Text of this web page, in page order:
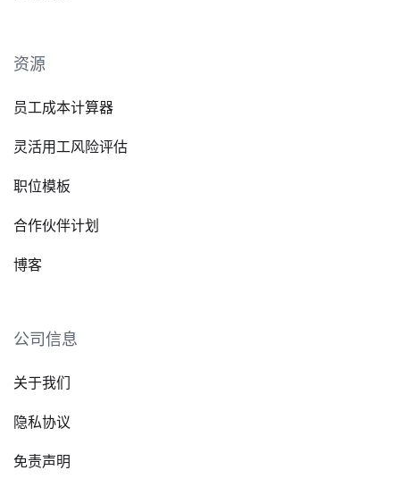
资源
员工成本计算器
灵活用工风险评估
职位模板
合作伙伴计划
博客
公司信息
关于我们
隐私协议
免责声明